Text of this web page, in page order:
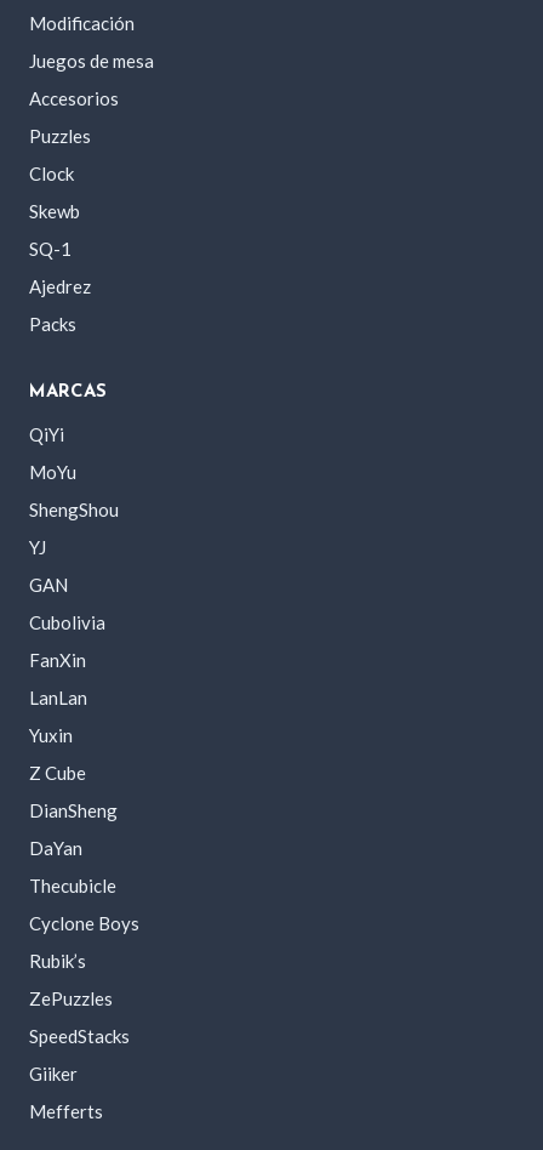
Modificación
Juegos de mesa
Accesorios
Puzzles
Clock
Skewb
SQ-1
Ajedrez
Packs
MARCAS
QiYi
MoYu
ShengShou
YJ
GAN
Cubolivia
FanXin
LanLan
Yuxin
Z Cube
DianSheng
DaYan
Thecubicle
Cyclone Boys
Rubik’s
ZePuzzles
SpeedStacks
Giiker
Mefferts